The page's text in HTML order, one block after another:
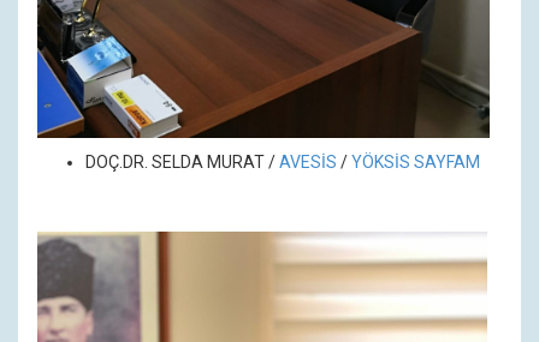
DOÇ.DR. SELDA MURAT /AVESİS /YÖKSİS SAYFAM